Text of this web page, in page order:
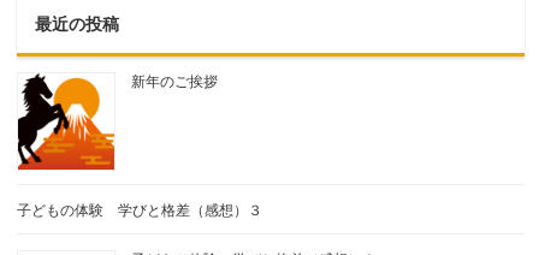
最近の投稿
新年のご挨拶
子どもの体験 学びと格差（感想）３